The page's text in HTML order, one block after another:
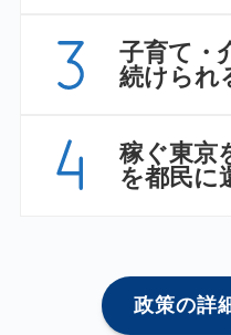
子育て・
続けられ
稼ぐ東京
を都民に
政策の詳